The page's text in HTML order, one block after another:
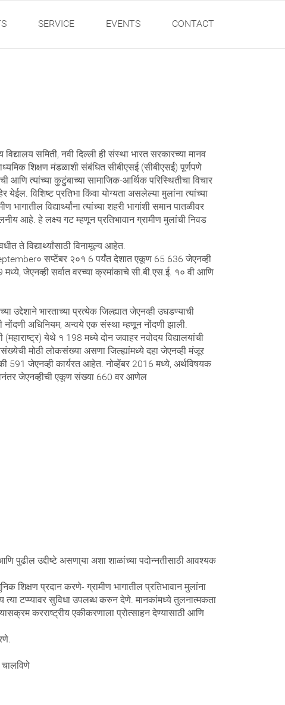
SERVICE EVENTS CONTACT
समिती, नवी दिल्ली ही संस्था भारत सरकारच्या मानव
शिक्षण मंडळाशी संबंधित सीबीएसई (सीबीएसई) पूर्णपणे
आणि त्यांच्या कुटुंबाच्या सामाजिक-आर्थिक परिस्थितीचा विचार
येईल. विशिष्ट प्रतिभा किंवा योग्यता असलेल्या मुलांना त्यांच्या
विद्यार्थ्यांना त्यांच्या शहरी भागांशी समान पातळीवर
आहे. हे लक्ष्य गट म्हणून प्रतिभावान ग्रामीण मुलांची निवड
ते विद्यार्थ्यांसाठी विनामूल्य आहेत.
सप्टेंबर २०१ 6 पर्यंत देशात एकूण 65 636 जेएनव्ही
जेएनव्ही सर्वात वरच्या क्रमांकाचे सी.बी.एस.ई. १० वी आणि
उद्देशाने भारताच्या प्रत्येक जिल्ह्यात जेएनव्ही उघडण्याची
नोंदणी अधिनियम, अन्वये एक संस्था म्हणून नोंदणी झाली.
येथे १ 198 मध्ये दोन जवाहर नवोदय विद्यालयांची
मोठी लोकसंख्या असणा जिल्ह्यांमध्ये दहा जेएनव्ही मंजूर
जेएनव्ही कार्यरत आहेत. नोव्हेंबर 2016 मध्ये, अर्थविषयक
जेएनव्हीची एकूण संख्या 660 वर आणेल
पुढील उद्दीष्टे असणा्या अशा शाळांच्या पदोन्नतीसाठी आवश्यक
शिक्षण प्रदान करणे- ग्रामीण भागातील प्रतिभावान मुलांना
त्या टप्प्यावर सुविधा उपलब्ध करुन देणे. मानकांमध्ये तुलनात्मकता
करराष्ट्रीय एकीकरणाला प्रोत्साहन देण्यासाठी आणि